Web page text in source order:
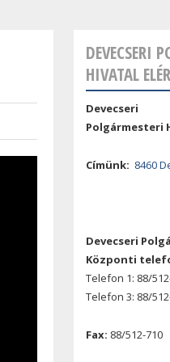
DEVECSERI
HIVATAL
Devecseri
Polgármesteri
Címünk: 8460
Devecseri
Központi
Telefon 1: 88/
Telefon 3: 88/
Fax: 88/512-710